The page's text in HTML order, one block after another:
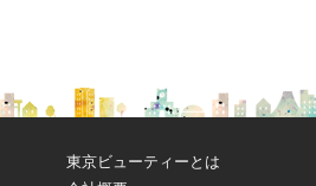
東京ビューティーとは